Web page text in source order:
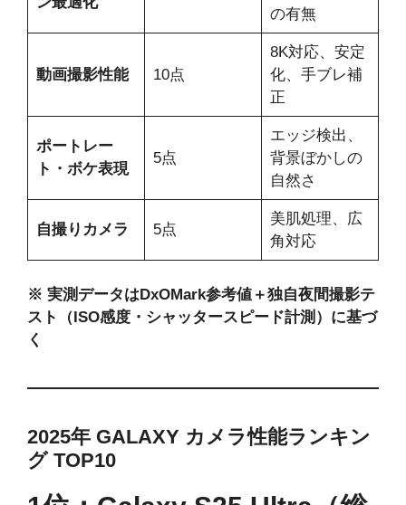
の有無
動画撮影性能 10点
8K対応、安定
化、手ブレ補
正
ポートレー
ト・ボケ表現
5点
エッジ検出、
背景ぼかしの
自然さ
自撮りカメラ 5点
美肌処理、広
角対応
※ 実測データはDxOMark参考値＋独自夜間撮影テ
スト（ISO感度・シャッタースピード計測）に基づ
く
2025年 GALAXY カメラ性能ランキン
グ TOP10